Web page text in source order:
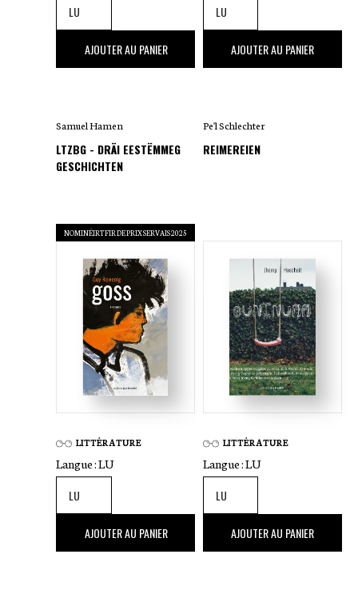
,00 €
AJOUTER AU PANIER
Samuel Hamen
LTZBG - DRÄI EESTËMMEG
GESCHICHTEN
,00 €
AJOUTER AU PANIER
Pe'l Schlechter
REIMEREIEN
NOMINÉIRT FIR DE PRIX SERVAIS 2025
LITTÉRATURE
Langue :LU
,00 €
AJOUTER AU PANIER
LITTÉRATURE
Langue :LU
,00 €AJOUTER AU PANIER